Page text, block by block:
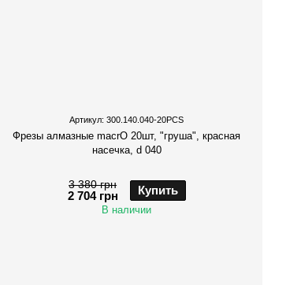
Артикул: 300.140.040-20PCS
Фрезы алмазные macrO 20шт, "груша", красная
насечка, d 040
3 380 грн
2 704 грн Купить
В наличии